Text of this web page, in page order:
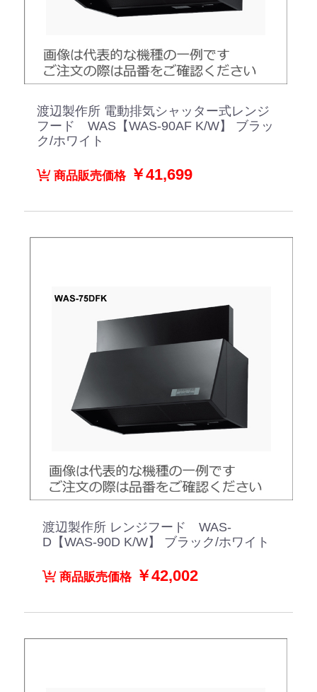
渡辺製作所 電動排気シャッター式レンジ
フード WAS【WAS-90AF K/W】 ブラッ
ク/ホワイト
商品販売価格￥41,699
渡辺製作所 レンジフード WAS-
D【WAS-90D K/W】 ブラック/ホワイト
商品販売価格￥42,002